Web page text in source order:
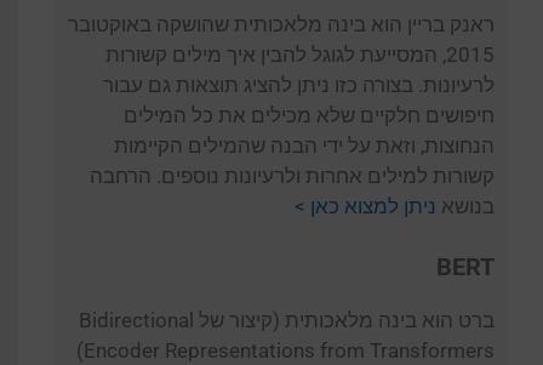
ראנק בריין הוא בינה מלאכותית שהושקה באוקטובר
2015, המסייעת לגוגל להבין איך מילים קשורות
לרעיונות. בצורה כזו ניתן להציג תוצאות גם עבור
חיפושים חלקיים שלא מכילים את כל המילים
הנחוצות, וזאת על ידי הבנה שהמילים הקיימות
קשורות למילים אחרות ולרעיונות נוספים. הרחבה
בנושא ניתן למצוא כאן >
BERT
ברט הוא בינה מלאכותית (קיצור של Bidirectional
Encoder Representations from Transformers)